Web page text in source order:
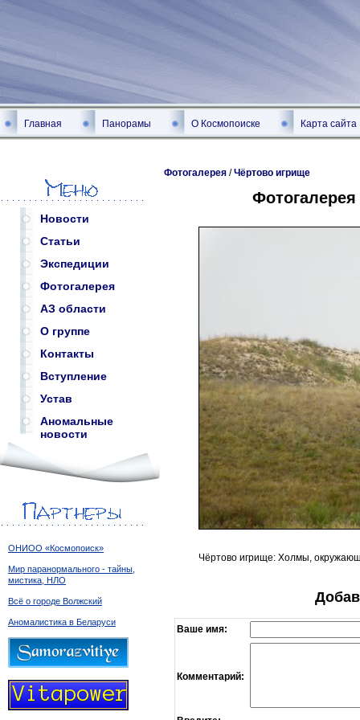
Главная Панорамы О Космопоиске Карта сайта
Новости
Статьи
Экспедиции
Фотогалерея
АЗ области
О группе
Контакты
Вступление
Устав
Аномальные
новости
ОНИОО «Космопоиск»
Мир паранормального - тайны,
мистика, НЛО
Всё о городе Волжский
Аномалистика в Беларуси
Фотогалерея /Чёртово игрище
Чёртово игрище: Холмы,
Ваше имя:
Комментарий: